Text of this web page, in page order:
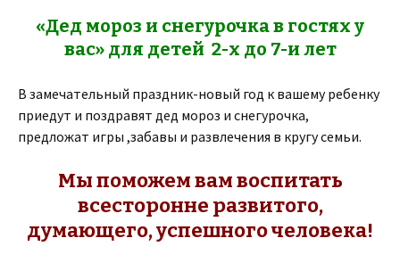
«Дед мороз и снегурочка в гостях у
вас» для детей 2-х до 7-и лет
В замечательный праздник-новый год к вашему ребенку
приедут и поздравят дед мороз и снегурочка,
предложат игры ,забавы и развлечения в кругу семьи.
Мы поможем вам воспитать
всесторонне развитого,
думающего, успешного человека!